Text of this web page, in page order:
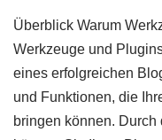
Überblick Warum
Werkzeuge und
eines erfolgreichen
und Funktionen, die
bringen können.